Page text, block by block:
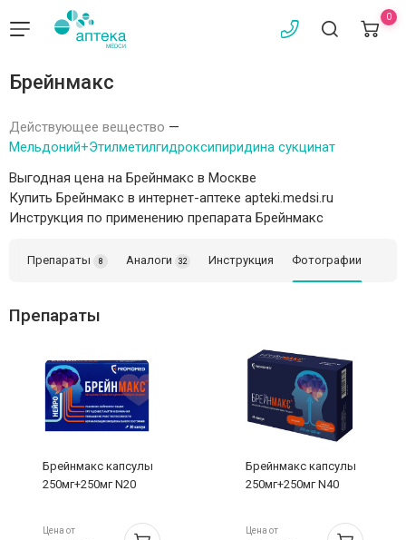
0
Брейнмакс
Действующее вещество —
Мельдоний+Этилметилгидроксипиридина сукцинат
Выгодная цена на Брейнмакс в Москве
Купить Брейнмакс в интернет-аптеке apteki.medsi.ru
Инструкция по применению препарата Брейнмакс
Препараты 8 Аналоги 32 Инструкция Фотографии
Препараты
Брейнмакс капсулы
250мг+250мг N20
Цена от
Брейнмакс капсулы
250мг+250мг N40
Цена от